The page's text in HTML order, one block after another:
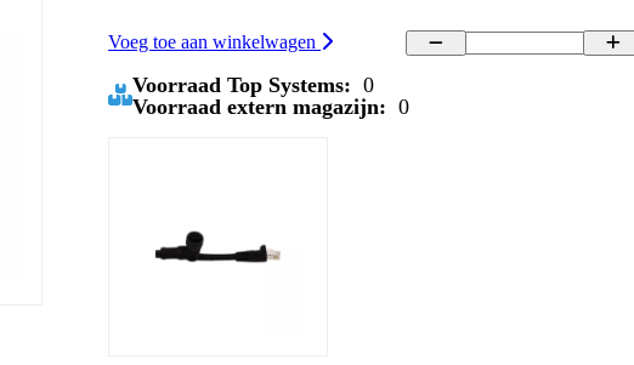
Voeg toe aan winkelwagen
Voorraad Top Systems: 0
Voorraad extern magazijn: 0